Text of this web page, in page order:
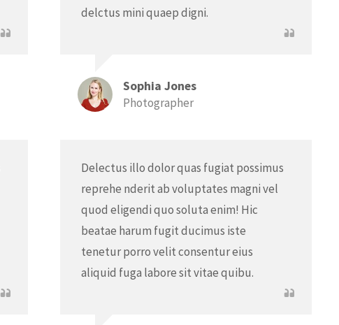
delctus mini quaep digni.
Sophia Jones
Photographer
Delectus illo dolor quas fugiat possimus
reprehe nderit ab voluptates magni vel
quod eligendi quo soluta enim! Hic
beatae harum fugit ducimus iste
tenetur porro velit consentur eius
aliquid fuga labore sit vitae quibu.